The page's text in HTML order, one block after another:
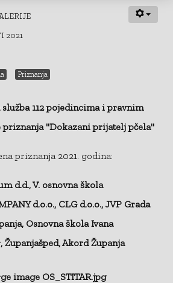
2021
Priznanja
112 pojedincima i pravnim
priznanja "Dokazani prijatelj pčela"
priznanja 2021. godina:
d.d.,V. osnovna škola
d.o.o., CLG d.o.o., JVP Grada
, Osnovna škola Ivana
, Županjašped,Akord Županja